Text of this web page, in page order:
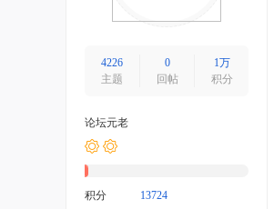
4226
主题
0
回帖
1万
积分
论坛元老
积分 13724